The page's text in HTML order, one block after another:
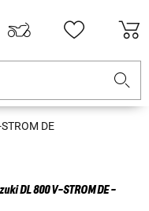
DE
DL 800 V-STROM DE -